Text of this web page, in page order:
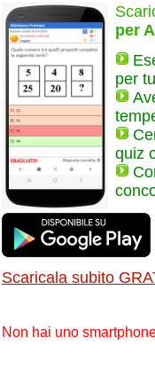
per
per
quiz
Scaricala subito
Non hai uno